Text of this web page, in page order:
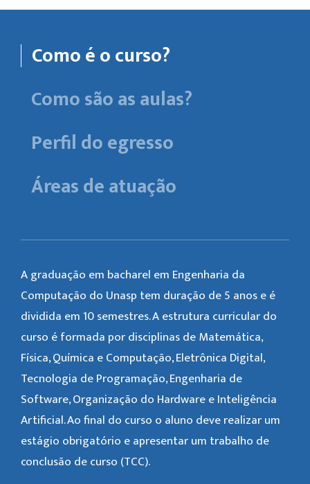
Como é o curso?
Como são as aulas?
Perfil do egresso
Áreas de atuação
A graduação em bacharel em Engenharia da
Computação do Unasp tem duração de 5 anos e é
dividida em 10 semestres. A estrutura curricular do
curso é formada por disciplinas de Matemática,
Física, Química e Computação, Eletrônica Digital,
Tecnologia de Programação, Engenharia de
Software, Organização do Hardware e Inteligência
Artificial. Ao final do curso o aluno deve realizar um
estágio obrigatório e apresentar um trabalho de
conclusão de curso (TCC).